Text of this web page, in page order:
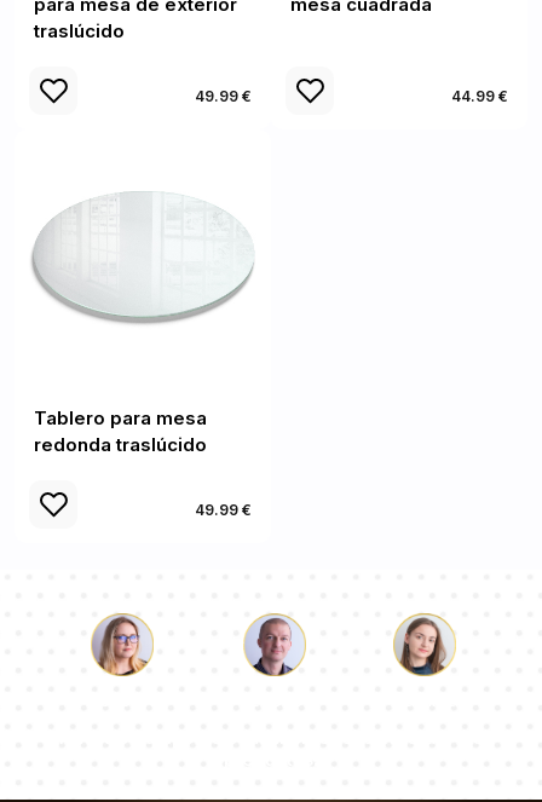
traslúcido
49.99 € 44.99 €
Tablero para mesa
redonda traslúcido
49.99 €